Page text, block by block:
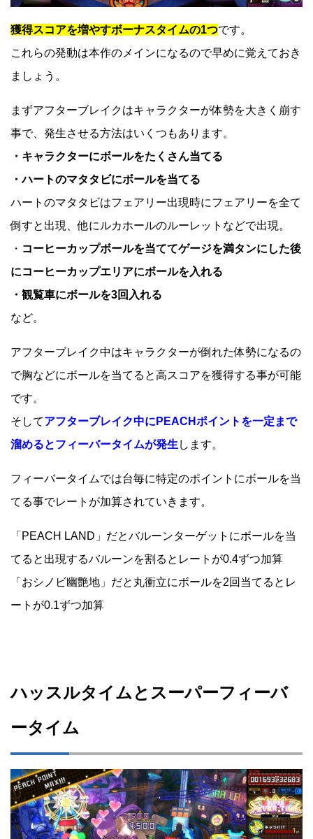
獲得スコアを増やすボーナスタイムの1つです。
これらの発動は本作のメインになるので早めに覚えておき
ましょう。
まずアフターブレイクはキャラクターが体勢を大きく崩す
事で、発生させる方法はいくつもあります。
・キャラクターにボールをたくさん当てる
・ハートのマタタビにボールを当てる
ハートのマタタビはフェアリー出現時にフェアリーを全て
倒すと出現、他にルカホールのルーレットなどで出現。
・ コーヒーカップボールを当ててゲージを満タンにした後
にコーヒーカップエリアにボールを入れる
・観覧車にボールを3回入れる
など。
アフターブレイク中はキャラクターが倒れた体勢になるの
で胸などにボールを当てると高スコアを獲得する事が可能
です。
そしてアフターブレイク中にPEACHポイントを一定まで
溜めるとフィーバータイムが発生 します。
フィーバータイムでは台毎に特定のポイントにボールを当
てる事でレートが加算されていきます。
「PEACH LAND」だとバルーンターゲットにボールを当
てると出現するバルーンを割るとレートが0.4ずつ加算
「おシノビ幽艶地」だと丸衝立にボールを2回当てるとレ
ートが0.1ずつ加算
ハッスルタイムとスーパーフィーバ
ータイム